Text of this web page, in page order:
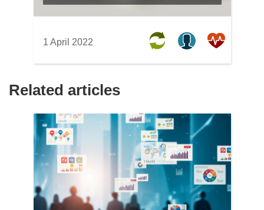
1 April 2022
Related articles